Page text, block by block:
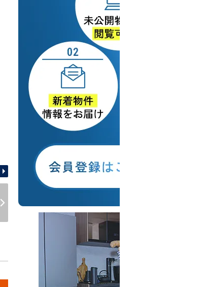
間取り図 【間取り】3方向角部屋×2面バルコニーを備えた、